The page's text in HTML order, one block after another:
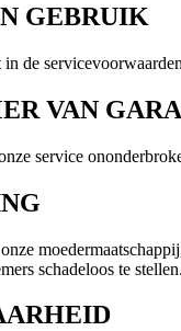
GEBRUIK
in de
VAN
service
schadeloos te stellen.